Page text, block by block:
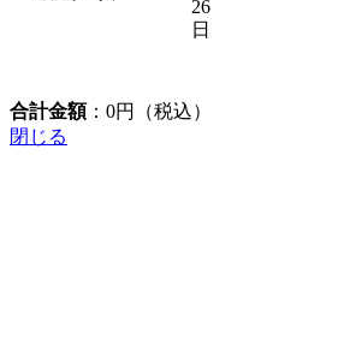
26
日
合計金額： 0円（税込）
閉じる